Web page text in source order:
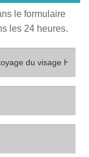
le formulaire
les 24 heures.